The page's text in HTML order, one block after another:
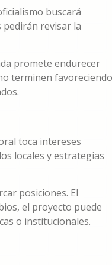
buscará
revisar la
promete endurecer
terminen favoreciendo
toca intereses
locales y estrategias
posiciones. El
el proyecto puede
o institucionales.